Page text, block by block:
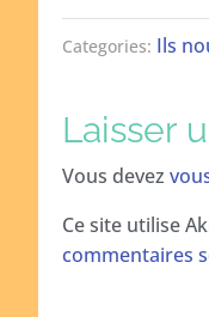
Categories: Ils
Laisser
Vous devez
Ce site utilise
commentaires